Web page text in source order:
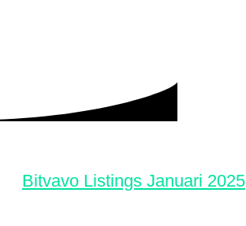
Bitvavo Listings Januari 2025